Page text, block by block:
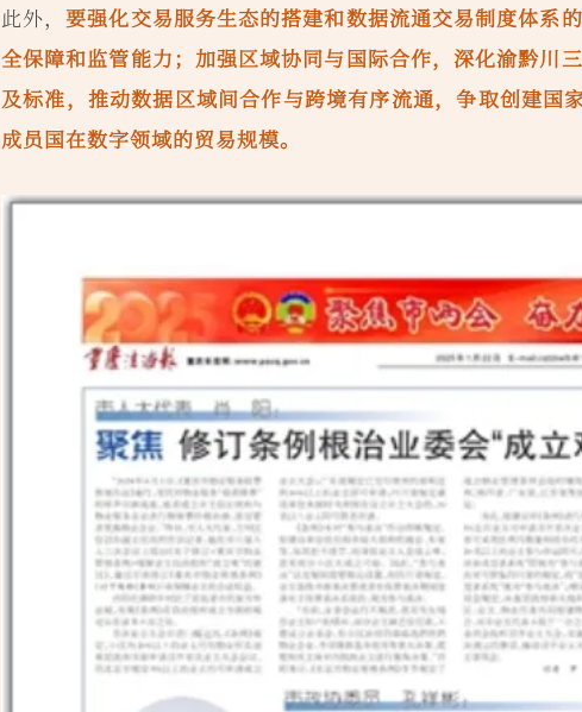
此外，要强化交易服务生态的搭建和数据流通交易制度体系
全保障和监管能力；加强区域协同与国际合作，深化渝黔川
及标准，推动数据区域间合作与跨境有序流通，争取创建国
成员国在数字领域的贸易规模。